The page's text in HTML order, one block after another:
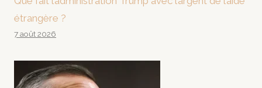
étrangère ?
7 août 2026